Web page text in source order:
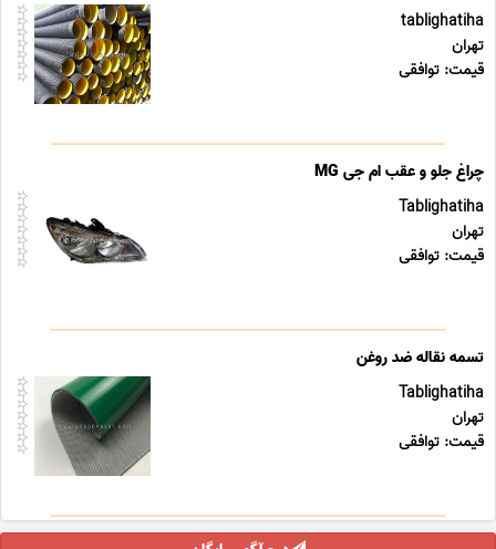
tablighatiha
تهران
قیمت: توافقی
چراغ جلو و عقب ام جی MG
Tablighatiha
تهران
قیمت: توافقی
تسمه نقاله ضد روغن
Tablighatiha
تهران
قیمت: توافقی